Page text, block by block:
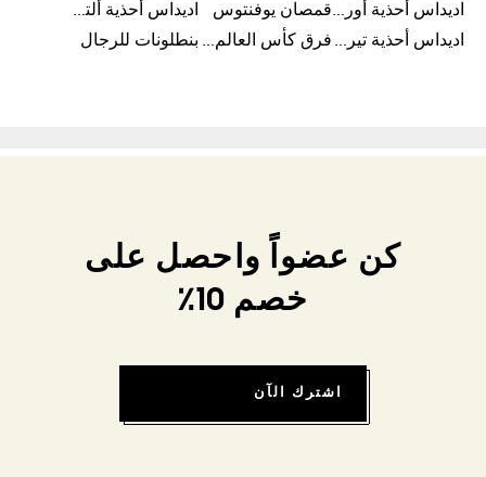
اديداس أحذية أورجينال للرجالقمصان يوفنتوس
اديداس أحذية ألترا بوست للرجال
اديداس أحذية تيريكس
فرق كأس العالم FIFA 26™ بنطلونات للرجال
كن عضواً واحصل على
خصم 10٪
اشترك الآن